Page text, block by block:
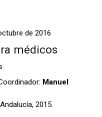
de 2016
médicos
Manuel
2015.